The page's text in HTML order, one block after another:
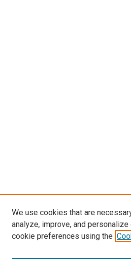
We use cookies that are
analyze, improve, and
cookie preferences using the